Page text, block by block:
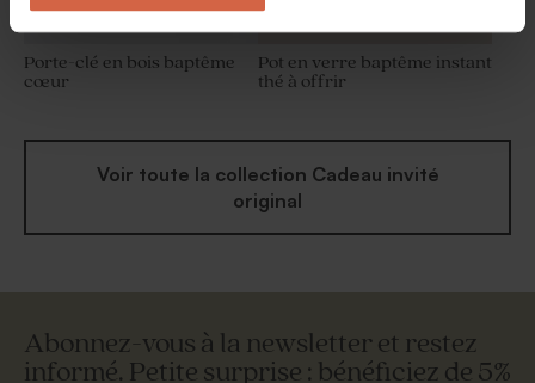
Porte-clé en bois baptême
cœur
Pot en verre baptême instant
thé à offrir
Voir toute la collection Cadeau invité
original
Abonnez-vous à la newsletter et restez
informé. Petite surprise : bénéficiez de 5%